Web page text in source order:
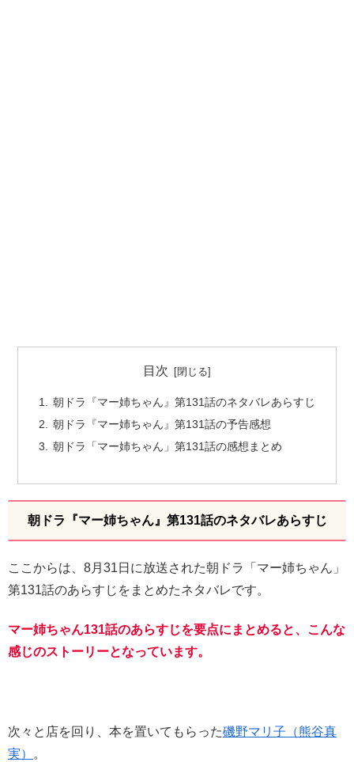
目次
朝ドラ『マー姉ちゃん』第131話のネタバレあらすじ
朝ドラ『マー姉ちゃん』第131話の予告感想
朝ドラ「マー姉ちゃん」第131話の感想まとめ
朝ドラ『マー姉ちゃん』第131話のネタバレあらすじ
ここからは、8月31日に放送された朝ドラ「マー姉ちゃん」
第131話のあらすじをまとめたネタバレです。
マー姉ちゃん131話のあらすじを要点にまとめると、こんな
感じのストーリーとなっています。
次々と店を回り、本を置いてもらった磯野マリ子（熊谷真
実）
。